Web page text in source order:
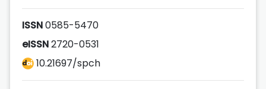
ISSN0585-5470
eISSN2720-0531
10.21697/spch